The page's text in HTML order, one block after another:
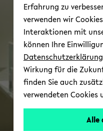
Erfahrung zu
verwenden wir
Interaktionen mit
können Ihre
Datenschutzerklärung
Wirkung für die
finden Sie auch
verwendeten Cookies
Alle